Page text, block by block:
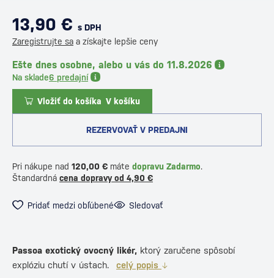
13,90 € s DPH
Zaregistrujte sa a získajte lepšie ceny
Ešte dnes osobne, alebo u vás do 11.8.2026
Na sklade6 predajní
Vložiť do košíka V košíku
REZERVOVAŤ V PREDAJNI
Pri nákupe nad 120,00 € máte dopravu Zadarmo.
Štandardná cena dopravy od 4,90 €
Pridať medzi obľúbené Sledovať
Passoa exotický ovocný likér, ktorý zaručene spôsobí
explóziu chutí v ústach.
celý popis